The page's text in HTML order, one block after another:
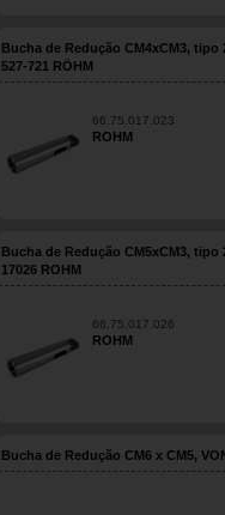
Bucha de Redução CM4xCM3, tipo
527-721 RÖHM
66.75.017.023
ROHM
Bucha de Redução CM5xCM3, tipo
17026 ROHM
66.75.017.026
ROHM
Bucha de Redução CM6 x CM5,